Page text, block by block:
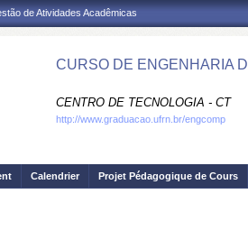
de Atividades Acadêmicas
CURSO DE ENGENHARIA
CENTRO DE TECNOLOGIA - CT
http://www.graduacao.ufrn.br/engcomp
Calendrier Projet Pédagogique de Cours